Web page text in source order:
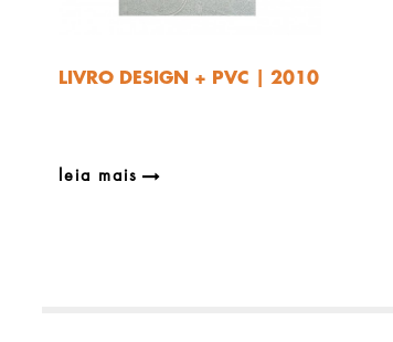
LIVRO DESIGN + PVC | 2010
leia mais